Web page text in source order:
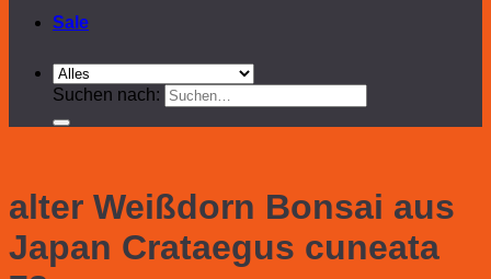
Sale
Suchen nach:
alter Weißdorn Bonsai aus
Japan Crataegus cuneata